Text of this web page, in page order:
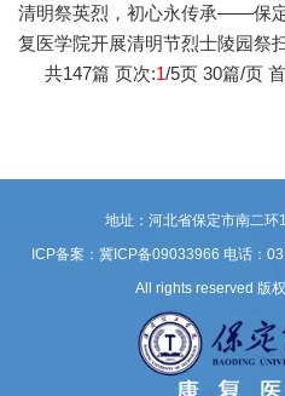
清明祭英烈，初心永传承——保
复医学院开展清明节烈士陵园祭
共147篇 页次:1/5页 30篇/页
地址：河北省保定市南二
ICP备案：冀ICP备09033966 电话：
All rights reserved 版